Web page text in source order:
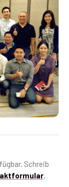
Schreib
.